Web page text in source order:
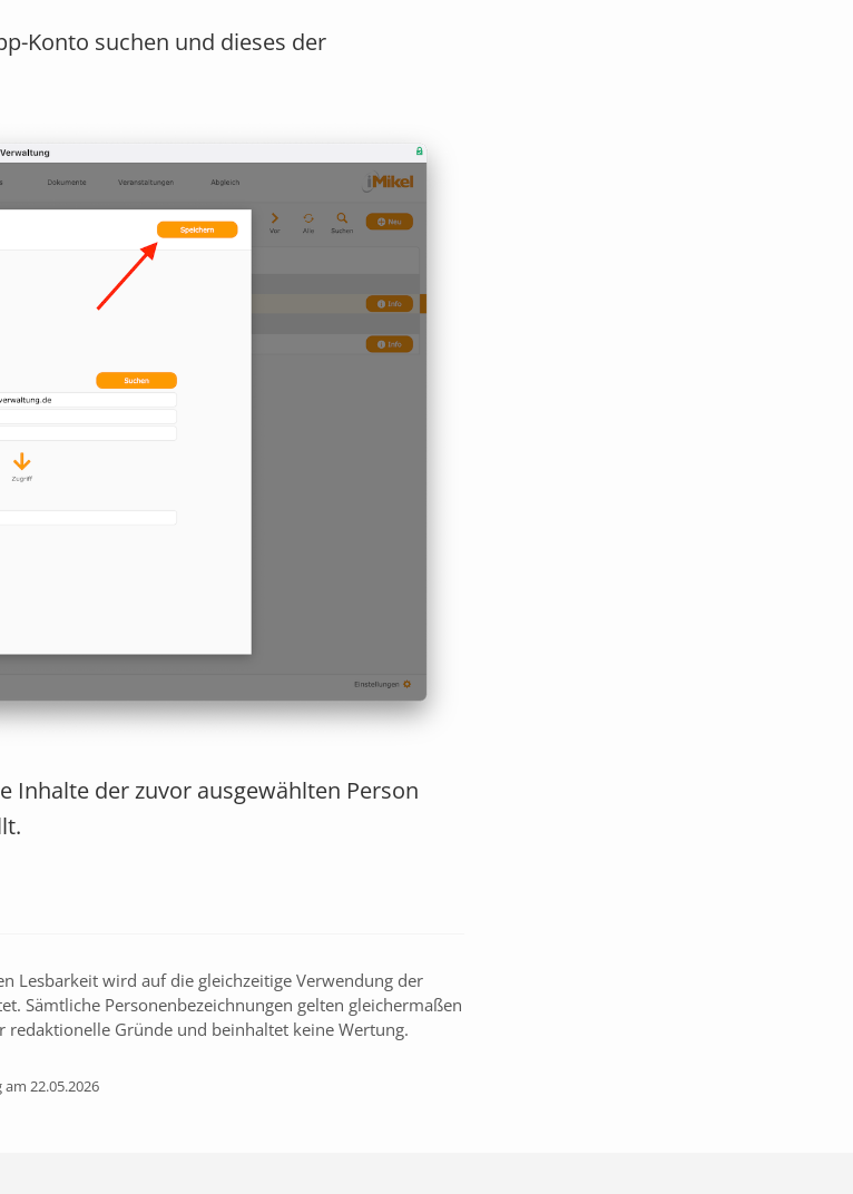
Konto suchen und dieses der
Inhalte der zuvor ausgewählten Person
Lesbarkeit wird auf die gleichzeitige Verwendung der
Sämtliche Personenbezeichnungen gelten gleichermaßen
Gründe und beinhaltet keine Wertung.
22.05.2026